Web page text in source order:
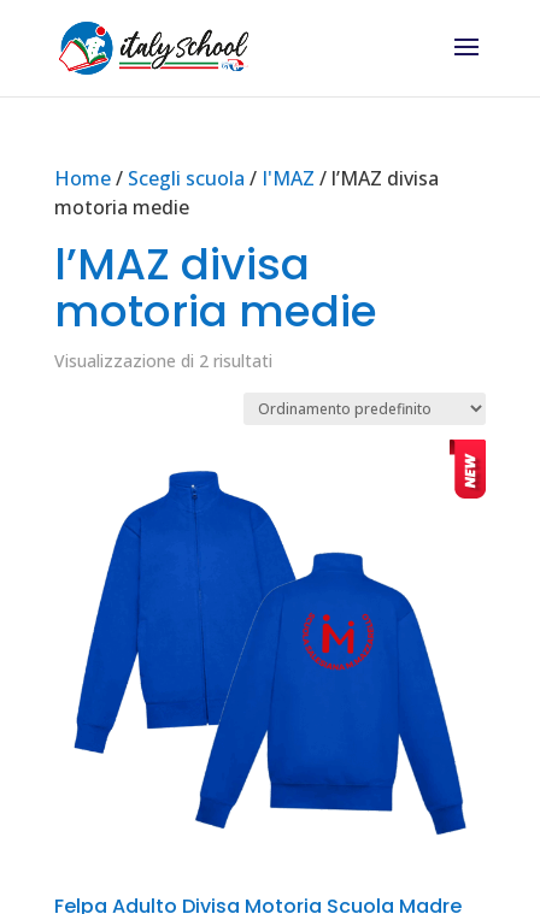
Home/ Scegli scuola / I'MAZ / l’MAZ divisa
motoria medie
l’MAZ divisa
motoria medie
Visualizzazione di 2 risultati
Felpa Adulto Divisa Motoria Scuola Madre